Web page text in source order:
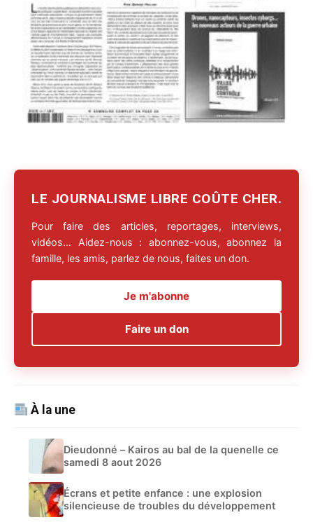
LE JOURNALISME LIBRE COÛTE CHER.
Pour faire des articles, reportages, interviews,
vidéos… Aidez-nous : abonnez-vous, abonnez la
famille, les amis, parlez de nous, faites un don.
Je m'abonne
Faire un don
À la une
Dieudonné – Kairos au bal de la quenelle ce
samedi 8 aout 2026
Écrans et petite enfance : une explosion
silencieuse de troubles du développement